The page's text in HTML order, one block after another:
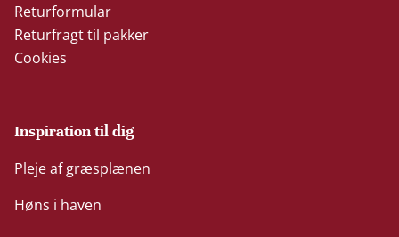
Returformular
Returfragt til pakker
Cookies
Inspiration til dig
Pleje af græsplænen
Høns i haven